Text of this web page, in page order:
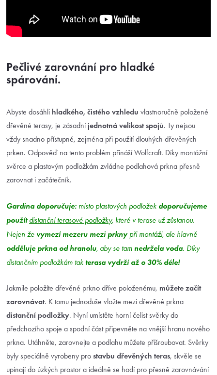
Pečlivé zarovnání pro hladké
spárování.
Abyste dosáhli hladkého, čistého vzhledu vlastnoručně položené
dřevěné terasy, je zásadní jednotná velikost spojů. Ty nejsou
vždy snadno přístupné, zejména při použití dlouhých dřevěných
prken. Odpověď na tento problém přináší Wolfcraft. Díky montážní
svěrce a plastovým podložkám zvládne podlahová prkna přesně
zarovnat i začátečník.
Gardina doporučuje: místo plastových podložek doporučujeme
použít distanční terasové podložky, které v terase už zůstanou.
Nejen že vymezí mezeru mezi prknypři montáži, ale hlavně
odděluje prkna od hranolu, aby se tam nedržela voda. Díky
distančním podložkám tak terasa vydrží až o 30% déle!
Jakmile položíte dřevěné prkno dříve položenému, můžete začít
zarovnávat. K tomu jednoduše vložte mezi dřevěné prkna
distanční podložky. Nyní umístěte horní čelist svěrky do
předchozího spoje a spodní část připevněte na vnější hranu nového
prkna. Utáhněte, zarovnejte a podlahu můžete přišroubovat. Svěrky
byly speciálně vyrobeny pro stavbu dřevěných teras, skvěle se
upínají do úzkých prostor a ideálně se hodí pro přesně zarovnávání